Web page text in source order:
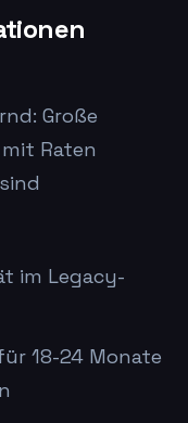
Große
Raten
im Legacy-
18-24 Monate